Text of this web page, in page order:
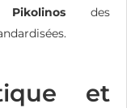
Pikolinosdes
et